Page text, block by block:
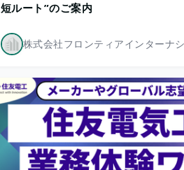
短ルート”のご案内
株式会社フロンティアインターナ